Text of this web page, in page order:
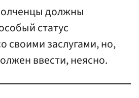
должны
статус
своими заслугами, но,
ввести, неясно.